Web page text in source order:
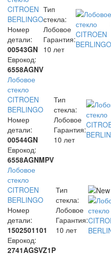
CITROEN
BERLINGO
Номер
детали:
00543GN
Еврокод:
6558AGNV
Тип
стекла:
Лобовое
Гарантия:
10 лет
Лобовое
стекло
CITROEN
BERLINGO
Номер
детали:
00544GN
Еврокод:
6558AGNMPV
Тип
стекла:
Лобовое
Гарантия:
10 лет
Лобовое
стекло
CITROEN
BERLINGO
Номер
детали:
1502501101
Еврокод:
2741AGSVZ1P
Тип
стекла:
Лобовое
Гарантия:
10 лет